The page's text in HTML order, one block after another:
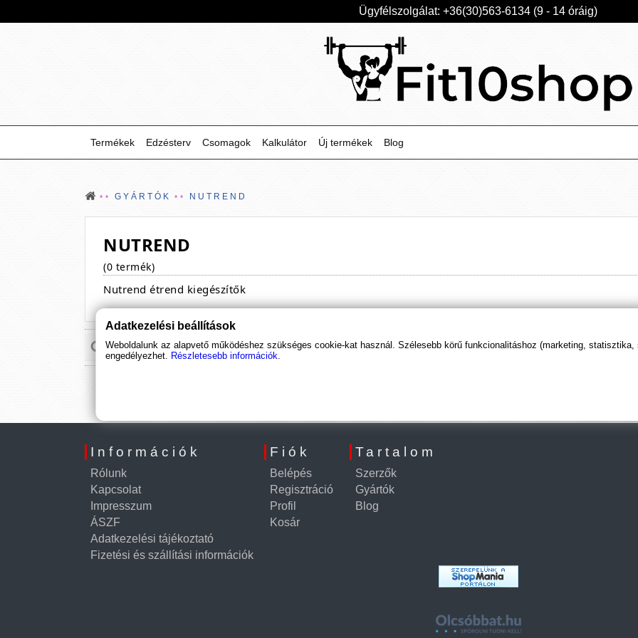
Ügyfélszolgálat: +36(30)563-6134 (9 - 14 óráig)
Termékek Edzésterv Csomagok Kalkulátor Új termékek Blog
GYÁRTÓK NUTREND
NUTREND
(0 termék)
Nutrend étrend kiegészítők
Információk
Rólunk
Kapcsolat
Impresszum
ÁSZF
Adatkezelési tájékoztató
Fizetési és szállítási információk
Fiók
Belépés
Regisztráció
Profil
Kosár
Tartalom
Szerzők
Gyártók
Blog
Adatkezelési beállítások
Weboldalunk az alapvető működéshez szükséges cookie-kat használ. Szélesebb körű funkcionalitáshoz (marketing,
engedélyezhet. Részletesebb információk.